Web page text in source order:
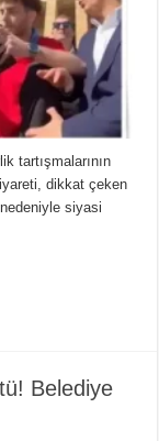
tartışmalarının
dikkat çeken
siyasi
Belediye